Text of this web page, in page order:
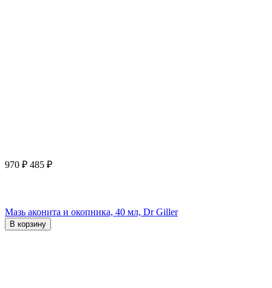
970 ₽ 485 ₽
Мазь аконита и окопника, 40 мл, Dr Giller
В корзину